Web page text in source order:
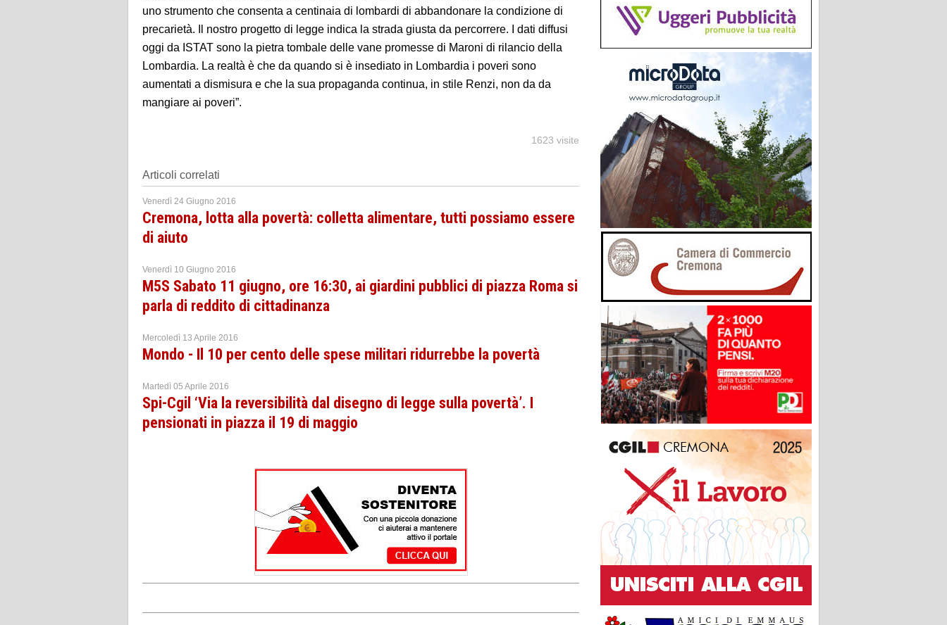
uno strumento che consenta a centinaia di lombardi di abbandonare la condizione di
precarietà. Il nostro progetto di legge indica la strada giusta da percorrere. I dati diffusi
oggi da ISTAT sono la pietra tombale delle vane promesse di Maroni di rilancio della
Lombardia. La realtà è che da quando si è insediato in Lombardia i poveri sono
aumentati a dismisura e che la sua propaganda continua, in stile Renzi, non da da
mangiare ai poveri”.
1623 visite
Articoli correlati
Venerdì 24 Giugno 2016
Cremona, lotta alla povertà: colletta alimentare, tutti possiamo essere
di aiuto
Venerdì 10 Giugno 2016
M5S Sabato 11 giugno, ore 16:30, ai giardini pubblici di piazza Roma si
parla di reddito di cittadinanza
Mercoledì 13 Aprile 2016
Mondo - Il 10 per cento delle spese militari ridurrebbe la povertà
Martedì 05 Aprile 2016
Spi-Cgil ‘Via la reversibilità dal disegno di legge sulla povertà’. I
pensionati in piazza il 19 di maggio